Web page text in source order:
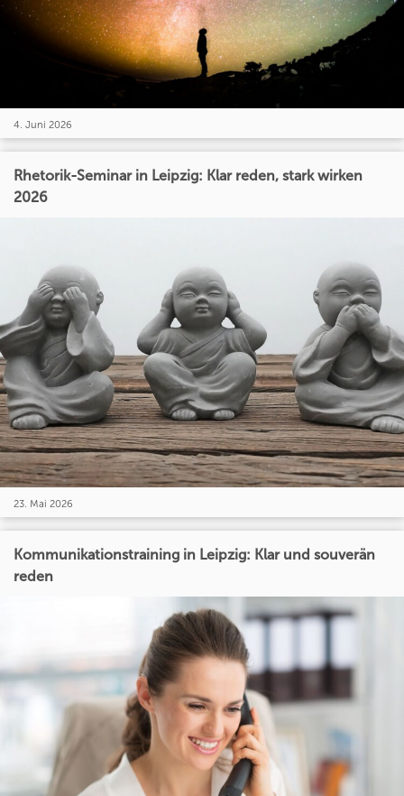
4. Juni 2026
Rhetorik-Seminar in Leipzig: Klar reden, stark wirken
2026
23. Mai 2026
Kommunikationstraining in Leipzig: Klar und souverän
reden